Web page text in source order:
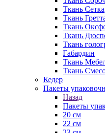
Ткань Сетка
Ткань
Ткань
Ткань
Ткань
Габардин
Ткань
Ткань
Кедер
Пакеты
Назад
Пакеты
20 см
22 см